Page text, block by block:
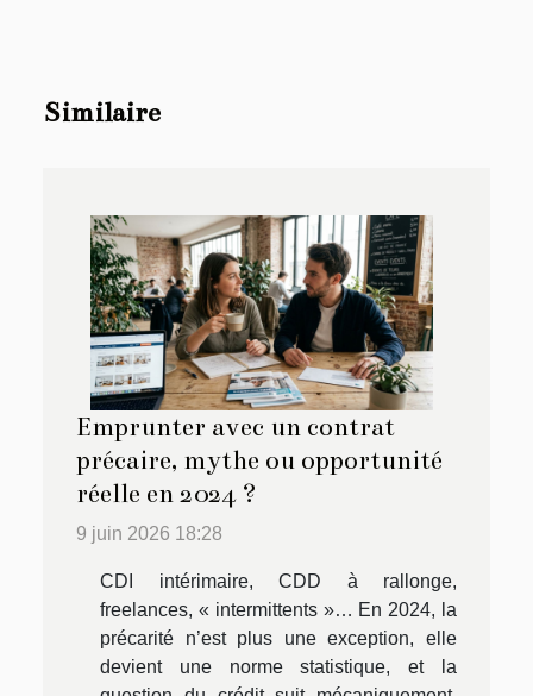
Similaire
Emprunter avec un contrat
précaire, mythe ou opportunité
réelle en 2024 ?
9 juin 2026 18:28
CDI intérimaire, CDD à rallonge,
freelances, « intermittents »… En 2024, la
précarité n’est plus une exception, elle
devient une norme statistique, et la